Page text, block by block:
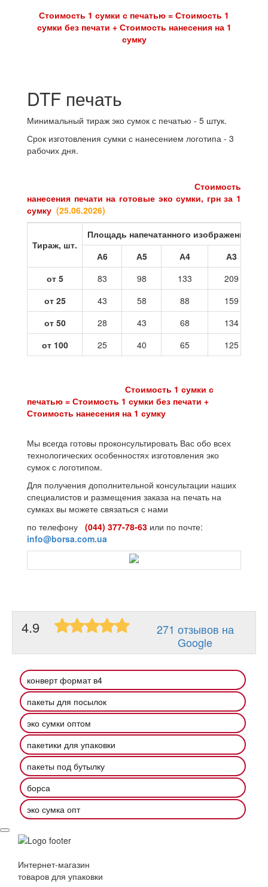
Стоимость 1 сумки с печатью = Стоимость 1
сумки без печати + Стоимость нанесения на 1
сумку
DTF печать
Минимальный тираж эко сумок с печатью - 5 штук.
Срок изготовления сумки с нанесением логотипа - 3
рабочих дня.
Стоимость
нанесения печати на готовые эко сумки, грн за 1
сумку (25.06.2026)
Тираж, шт.
Площадь напечатанного изображения
А6
А5 А4
А3
от 5
83 98 133
209
от 25
43 58 88
159
от 50
28 43 68
134
от 100
25 40 65 125
Стоимость 1 сумки с
печатью = Стоимость 1 сумки без печати +
Стоимость нанесения на 1 сумку
Мы всегда готовы проконсультировать Вас обо всех
технологических особенностях изготовления эко
сумок с логотипом.
Для получения дополнительной консультации наших
специалистов и размещения заказа на печать на
сумках вы можете связаться с нами
по телефону (044) 377-78-63 или по почте:
info@borsa.com.ua
4.9
271 отзывов на
Google
конверт формат в4
пакеты для посылок
эко сумки оптом
пакетики для упаковки
пакеты под бутылку
борса
эко сумка опт
Интернет-магазин
товаров для упаковки